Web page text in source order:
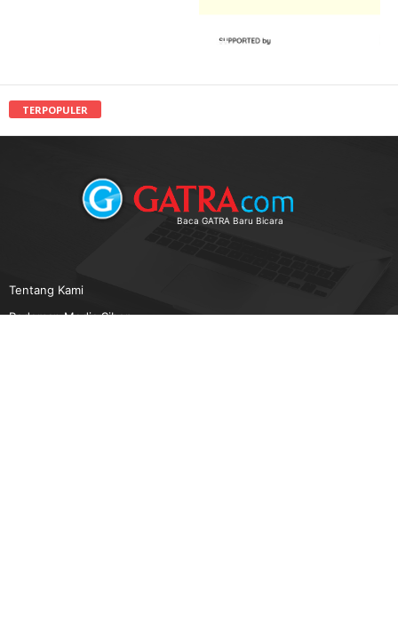
TERPOPULER
Baca GATRA Baru Bicara
Tentang Kami
Pedoman Media Siber